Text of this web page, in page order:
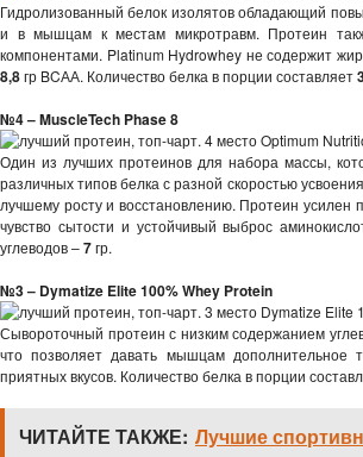
Гидролизованный белок изолятов обладающий
и в мышцам к местам микротравм. Протеин
компонентами. Platinum Hydrowhey не содержит
8,8гр BCАА. Количество белка в порции составляет
№4 –MuscleTech Phase 8
Один из лучших протеинов для набора массы,
различных типов белка с разной скоростью
лучшему росту и восстановлению. Протеин
чувство сытости и устойчивый выброс
углеводов –7гр.
№3 – Dymatize Elite 100% Whey Protein
Сывороточный протеин с низким содержанием
что позволяет давать мышцам дополнительное
приятных вкусов. Количество белка в порции
ЧИТАЙТЕ ТАКЖЕ: Лучшие